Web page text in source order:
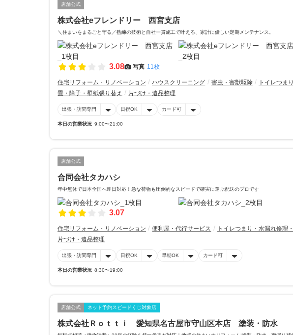
店舗公式
株式会社eフレンドリー 西宮支店
＼住まいをまるごと守る／熟練の技術と自社一貫施工で叶える、家計に優しい定期メンテナンス。
3.08 写真 11枚
住宅リフォーム・リノベーション ハウスクリーニング 害虫・害獣駆除
トイレつま
畳・障子・壁紙張り替え
片づけ・遺品整理
出張・訪問専門 日祝OK カード可
本日の営業状況 9:00〜21:00
店舗公式
合同会社タカハシ
年中無休で日本全国へ即日対応！急な荷物も圧倒的なスピードで確実に運ぶ配送のプロです
3.07
住宅リフォーム・リノベーション 便利屋・代行サービス
トイレつまり・水漏れ修理
片づけ・遺品整理
出張・訪問専門 日祝OK 早朝OK カード可
本日の営業状況 8:30〜19:00
店舗公式 ネット予約スピードくじ対象店
株式会社Ｒｏｔｔｉ 愛知県名古屋市守山区本店 塗装・防水